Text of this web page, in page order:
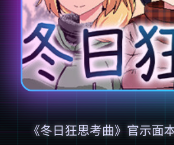
《冬日狂思考曲》官示面